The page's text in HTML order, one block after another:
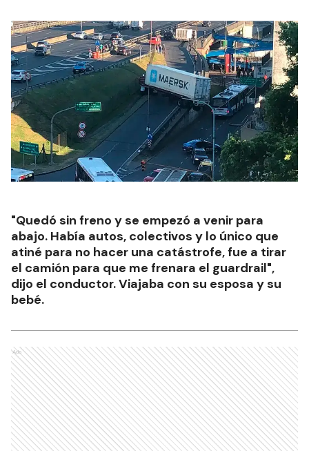
"Quedó sin freno y se empezó a venir para
abajo. Había autos, colectivos y lo único que
atiné para no hacer una catástrofe, fue a tirar
el camión para que me frenara el guardrail",
dijo el conductor. Viajaba con su esposa y su
bebé.
Ads